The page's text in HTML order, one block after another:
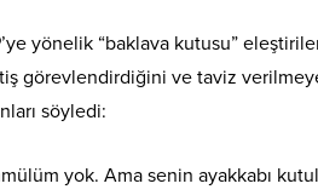
yönelik “baklava kutusu”
görevlendirdiğini ve taviz
söyledi:
yok. Ama senin ayakkabı